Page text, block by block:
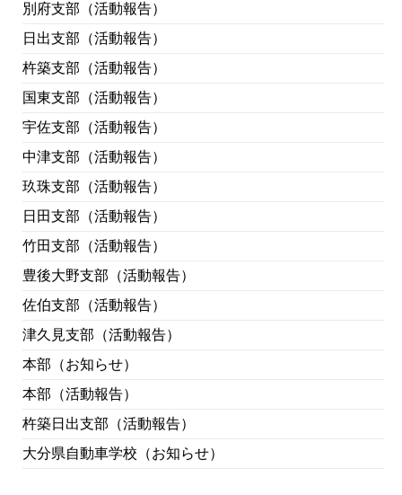
別府支部（活動報告）
日出支部（活動報告）
杵築支部（活動報告）
国東支部（活動報告）
宇佐支部（活動報告）
中津支部（活動報告）
玖珠支部（活動報告）
日田支部（活動報告）
竹田支部（活動報告）
豊後大野支部（活動報告）
佐伯支部（活動報告）
津久見支部（活動報告）
本部（お知らせ）
本部（活動報告）
杵築日出支部（活動報告）
大分県自動車学校（お知らせ）